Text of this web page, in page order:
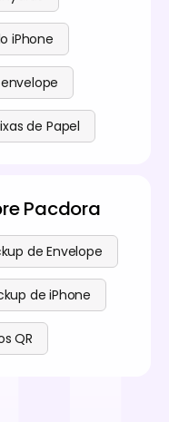
iPhone
de Papel
Pacdora
de Envelope
de iPhone
QR